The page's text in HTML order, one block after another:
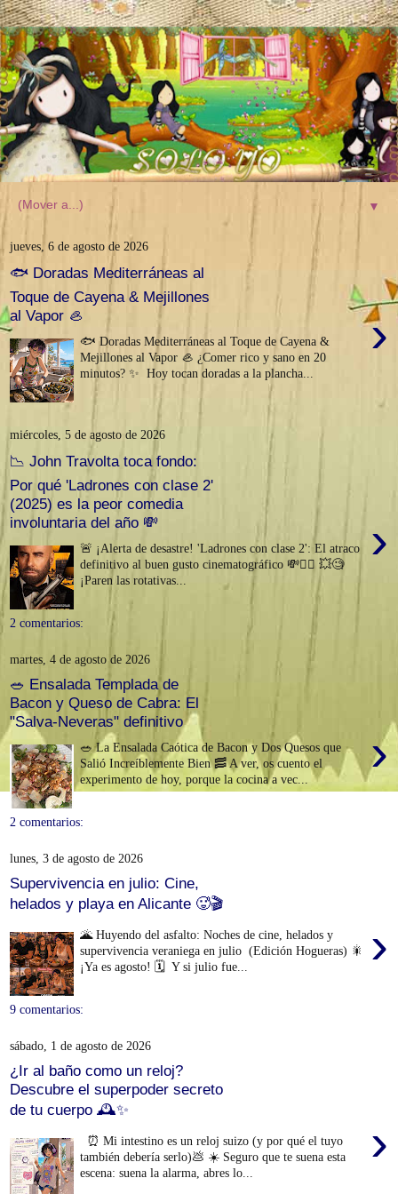
▼
jueves, 6 de agosto de 2026
🐟 Doradas Mediterráneas al
Toque de Cayena & Mejillones
al Vapor 🦪
›
🐟 Doradas Mediterráneas al Toque de Cayena &
Mejillones al Vapor 🦪 ¿Comer rico y sano en 20
minutos? ✨ Hoy tocan doradas a la plancha...
miércoles, 5 de agosto de 2026
📉 John Travolta toca fondo:
Por qué 'Ladrones con clase 2'
(2025) es la peor comedia
involuntaria del año 💸
›
🚨 ¡Alerta de desastre! 'Ladrones con clase 2': El atraco
definitivo al buen gusto cinematográfico 💸🤦‍♂️ 💥🧐
¡Paren las rotativas...
2 comentarios:
martes, 4 de agosto de 2026
🥗 Ensalada Templada de
Bacon y Queso de Cabra: El
"Salva-Neveras" definitivo
›
🥗 La Ensalada Caótica de Bacon y Dos Quesos que
Salió Increíblemente Bien 🥓 A ver, os cuento el
experimento de hoy, porque la cocina a vec...
2 comentarios:
lunes, 3 de agosto de 2026
Supervivencia en julio: Cine,
helados y playa en Alicante 🥵🎬
›
🌋 Huyendo del asfalto: Noches de cine, helados y
supervivencia veraniega en julio (Edición Hogueras) 🎇
¡Ya es agosto! 🗓️ Y si julio fue...
9 comentarios:
sábado, 1 de agosto de 2026
¿Ir al baño como un reloj?
Descubre el superpoder secreto
de tu cuerpo 🕰️✨
›
⏰ Mi intestino es un reloj suizo (y por qué el tuyo
también debería serlo)💩 ☀️ Seguro que te suena esta
escena: suena la alarma, abres lo...